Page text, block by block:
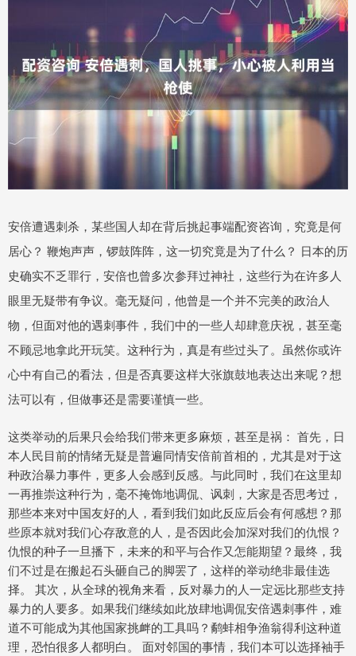
安倍遭遇刺杀，某些国人却在背后挑起事端配资咨询，究竟是何
居心？ 鞭炮声声，锣鼓阵阵，这一切究竟是为了什么？ 日本的历
史确实不乏罪行，安倍也曾多次参拜过神社，这些行为在许多人
眼里无疑带有争议。毫无疑问，他曾是一个并不完美的政治人
物，但面对他的遇刺事件，我们中的一些人却肆意庆祝，甚至毫
不顾忌地拿此开玩笑。这种行为，真是有些过头了。虽然你或许
心中有自己的看法，但是否真要这样大张旗鼓地表达出来呢？想
法可以有，但做事还是需要谨慎一些。
这类举动的后果只会给我们带来更多麻烦，甚至是祸： 首先，日
本人民目前的情绪无疑是普遍同情安倍前首相的，尤其是对于这
种政治暴力事件，更多人会感到反感。与此同时，我们在这里却
一再推崇这种行为，毫不掩饰地调侃、讽刺，大家是否思考过，
那些本来对中国友好的人，看到我们如此反应后会有何感想？那
些原本就对我们心存敌意的人，是否因此会加深对我们的仇恨？
仇恨的种子一旦播下，未来的和平与合作又怎能期望？最终，我
们不过是在搬起石头砸自己的脚罢了，这样的举动绝非最佳选
择。 其次，从全球的视角来看，反对暴力的人一定远比那些支持
暴力的人要多。如果我们继续如此放肆地调侃安倍遇刺事件，难
道不可能成为其他国家挑衅的工具吗？鹬蚌相争渔翁得利这种道
理，恐怕很多人都明白。 面对邻国的事情，我们本可以选择袖手